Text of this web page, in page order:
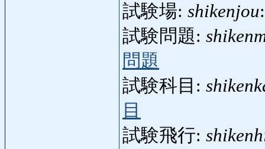
試験場: shikenjou
試験問題:
問題
試験科目:
目
試験飛行: